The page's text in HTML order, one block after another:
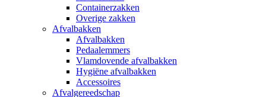
Containerzakken
Overige zakken
Afvalbakken
Afvalbakken
Pedaalemmers
Vlamdovende afvalbakken
Hygiëne afvalbakken
Accessoires
Afvalgereedschap